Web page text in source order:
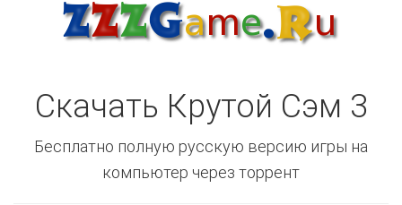
Скачать Крутой Сэм 3
Бесплатно полную русскую версию игры на
компьютер через торрент